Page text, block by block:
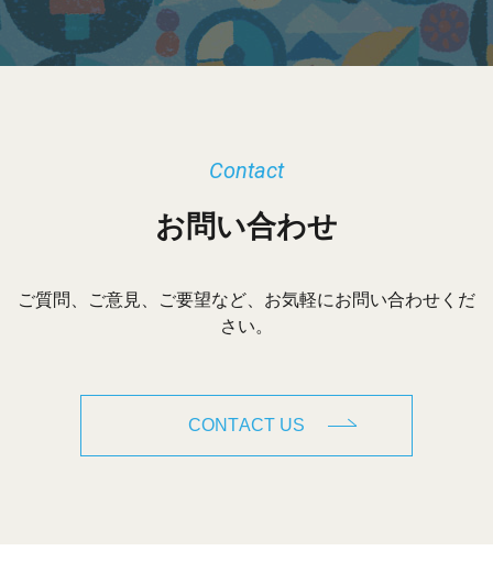
お問い合わせ
Contact
ご質問、ご意見、ご要望など、お気軽にお問い合わせくだ
さい。
CONTACT US